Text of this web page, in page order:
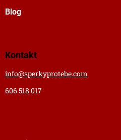
Blog
Kontakt
info@sperkyprotebe.com
606 518 017